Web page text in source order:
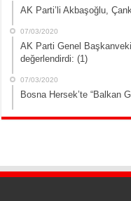
AK Parti’li Akbaşoğlu,
07/03/2020
AK Parti Genel
değerlendirdi: (1)
07/03/2020
Bosna Hersek’te “Balkan